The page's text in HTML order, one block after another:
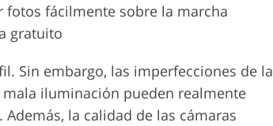
fácilmente sobre la marcha
gratuito
Sin embargo, las imperfecciones de la
iluminación pueden realmente
la calidad de las cámaras